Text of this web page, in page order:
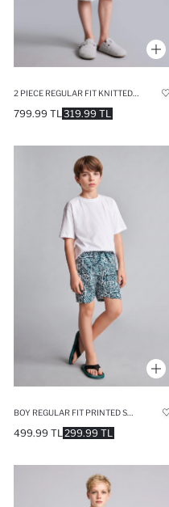
319.99 TL
799.99 TL
299.99 TL
499.99 TL